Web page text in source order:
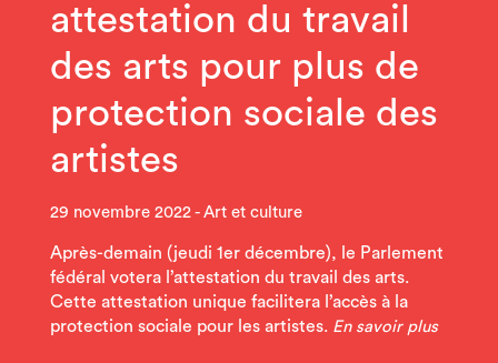
attestation du travail
des arts pour plus de
protection sociale des
artistes
29 novembre 2022 Art et culture
Après-demain (jeudi 1er décembre), le Parlement
fédéral votera l’attestation du travail des arts.
Cette attestation unique facilitera l’accès à la
protection sociale pour les artistes. En savoir plus